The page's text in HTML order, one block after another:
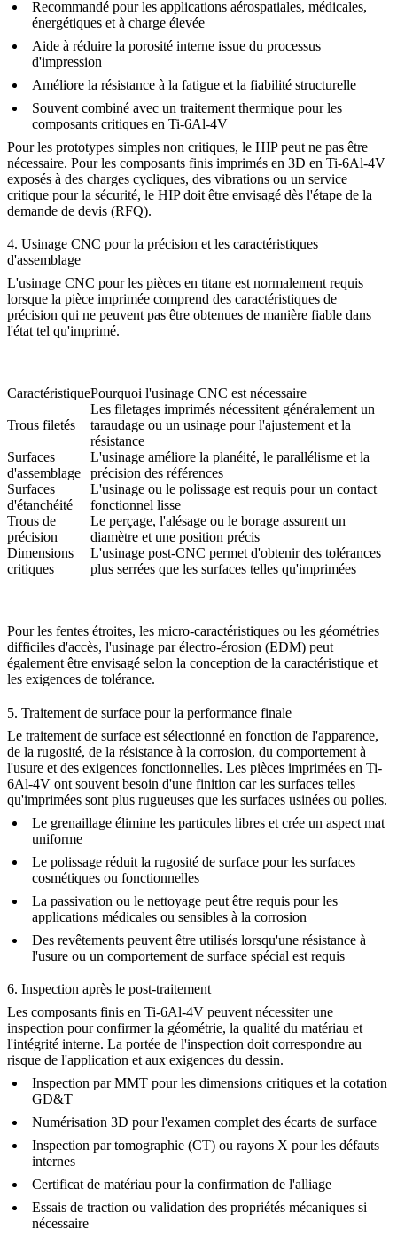
Recommandé pour les applications aérospatiales, médicales,
énergétiques et à charge élevée
Aide à réduire la porosité interne issue du processus
d'impression
Améliore la résistance à la fatigue et la fiabilité structurelle
Souvent combiné avec un traitement thermique pour les
composants critiques en Ti-6Al-4V
Pour les prototypes simples non critiques, le HIP peut ne pas être
nécessaire. Pour les composants finis imprimés en 3D en Ti-6Al-4V
exposés à des charges cycliques, des vibrations ou un service
critique pour la sécurité, le HIP doit être envisagé dès l'étape de la
demande de devis (RFQ).
4. Usinage CNC pour la précision et les caractéristiques
d'assemblage
L'usinage CNC pour les pièces en titane est normalement requis
lorsque la pièce imprimée comprend des caractéristiques de
précision qui ne peuvent pas être obtenues de manière fiable dans
l'état tel qu'imprimé.
CaractéristiquePourquoi l'usinage CNC est nécessaire
Trous filetés
Les filetages imprimés nécessitent généralement un
taraudage ou un usinage pour l'ajustement et la
résistance
Surfaces
d'assemblage
L'usinage améliore la planéité, le parallélisme et la
précision des références
Surfaces
d'étanchéité
L'usinage ou le polissage est requis pour un contact
fonctionnel lisse
Trous de
précision
Le perçage, l'alésage ou le borage assurent un
diamètre et une position précis
Dimensions
critiques
L'usinage post-CNC permet d'obtenir des tolérances
plus serrées que les surfaces telles qu'imprimées
Pour les fentes étroites, les micro-caractéristiques ou les géométries
difficiles d'accès, l'usinage par électro-érosion (EDM) peut
également être envisagé selon la conception de la caractéristique et
les exigences de tolérance.
5. Traitement de surface pour la performance finale
Le traitement de surface est sélectionné en fonction de l'apparence,
de la rugosité, de la résistance à la corrosion, du comportement à
l'usure et des exigences fonctionnelles. Les pièces imprimées en Ti-
6Al-4V ont souvent besoin d'une finition car les surfaces telles
qu'imprimées sont plus rugueuses que les surfaces usinées ou polies.
Le grenaillage élimine les particules libres et crée un aspect mat
uniforme
Le polissage réduit la rugosité de surface pour les surfaces
cosmétiques ou fonctionnelles
La passivation ou le nettoyage peut être requis pour les
applications médicales ou sensibles à la corrosion
Des revêtements peuvent être utilisés lorsqu'une résistance à
l'usure ou un comportement de surface spécial est requis
6. Inspection après le post-traitement
Les composants finis en Ti-6Al-4V peuvent nécessiter une
inspection pour confirmer la géométrie, la qualité du matériau et
l'intégrité interne. La portée de l'inspection doit correspondre au
risque de l'application et aux exigences du dessin.
Inspection par MMT pour les dimensions critiques et la cotation
GD&T
Numérisation 3D pour l'examen complet des écarts de surface
Inspection par tomographie (CT) ou rayons X pour les défauts
internes
Certificat de matériau pour la confirmation de l'alliage
Essais de traction ou validation des propriétés mécaniques si
nécessaire